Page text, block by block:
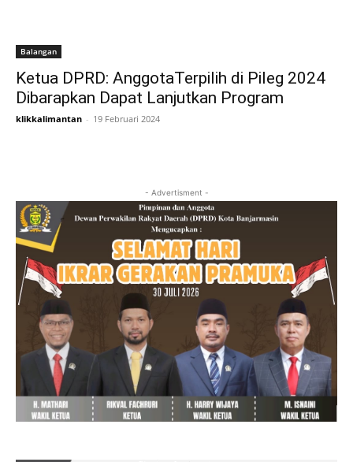
Balangan
Ketua DPRD: AnggotaTerpilih di Pileg 2024
Dibarapkan Dapat Lanjutkan Program
klikkalimantan - 19 Februari 2024
- Advertisment -